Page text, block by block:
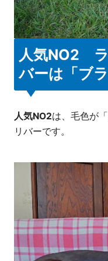
人気NO2 ラ
バーは「ブラ
人気NO2は、毛色が
リバーです。